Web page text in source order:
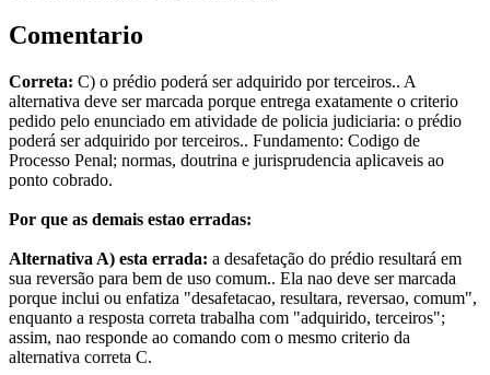
Comentario
Correta: C) o prédio poderá ser adquirido por terceiros.. A
alternativa deve ser marcada porque entrega exatamente o criterio
pedido pelo enunciado em atividade de policia judiciaria: o prédio
poderá ser adquirido por terceiros.. Fundamento: Codigo de
Processo Penal; normas, doutrina e jurisprudencia aplicaveis ao
ponto cobrado.
Por que as demais estao erradas:
Alternativa A) esta errada: a desafetação do prédio resultará em
sua reversão para bem de uso comum.. Ela nao deve ser marcada
porque inclui ou enfatiza "desafetacao, resultara, reversao, comum",
enquanto a resposta correta trabalha com "adquirido, terceiros";
assim, nao responde ao comando com o mesmo criterio da
alternativa correta C.